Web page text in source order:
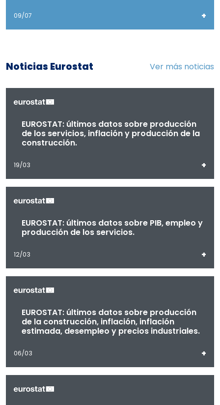
09/07 +
Noticias Eurostat Ver más noticias
EUROSTAT: últimos datos sobre producción
de los servicios, inflación y producción de la
construcción.
19/03 +
EUROSTAT: últimos datos sobre PIB, empleo y
producción de los servicios.
12/03 +
EUROSTAT: últimos datos sobre producción
de la construcción, inflación, inflación
estimada, desempleo y precios industriales.
06/03 +